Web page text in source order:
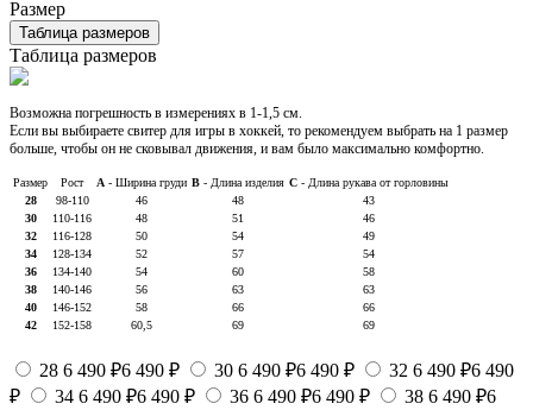
Размер
Таблица размеров
Таблица размеров
Возможна погрешность в измерениях в 1-1,5 см.
Если вы выбираете свитер для игры в хоккей, то рекомендуем выбрать на 1 размер
больше, чтобы он не сковывал движения, и вам было максимально комфортно.
Размер Рост А - Ширина груди В - Длина изделия С - Длина рукава от горловины
28
98-110 46 48
43
30
110-116 48 51
46
32
116-128 50 54
49
34
128-134 52 57
54
36
134-140 54 60
58
38
140-146 56 63
63
40
146-152 58 66
66
42
152-158 60,5 69 69
28 6 490 ₽6 490 ₽ 30 6 490 ₽6 490 ₽ 32 6 490 ₽6 490
₽
34 6 490 ₽6 490 ₽ 36 6 490 ₽6 490 ₽ 38 6 490 ₽6